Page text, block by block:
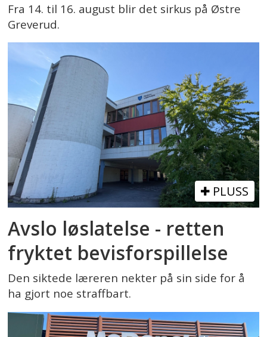
Fra 14. til 16. august blir det sirkus på Østre
Greverud.
PLUSS
Avslo løslatelse - retten
fryktet bevisforspillelse
Den siktede læreren nekter på sin side for å
ha gjort noe straffbart.